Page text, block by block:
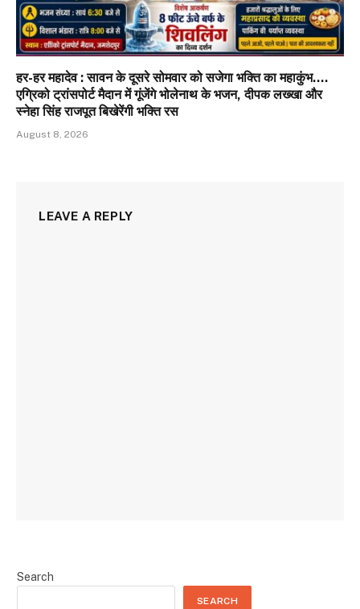
हर-हर महादेव : सावन के दूसरे सोमवार को सजेगा भक्ति का महाकुंभ….
एग्रिको ट्रांसपोर्ट मैदान में गूंजेंगे भोलेनाथ के भजन, दीपक लख्खा और
स्नेहा सिंह राजपूत बिखेरेंगी भक्ति रस
August 8, 2026
LEAVE A REPLY
Search
SEARCH